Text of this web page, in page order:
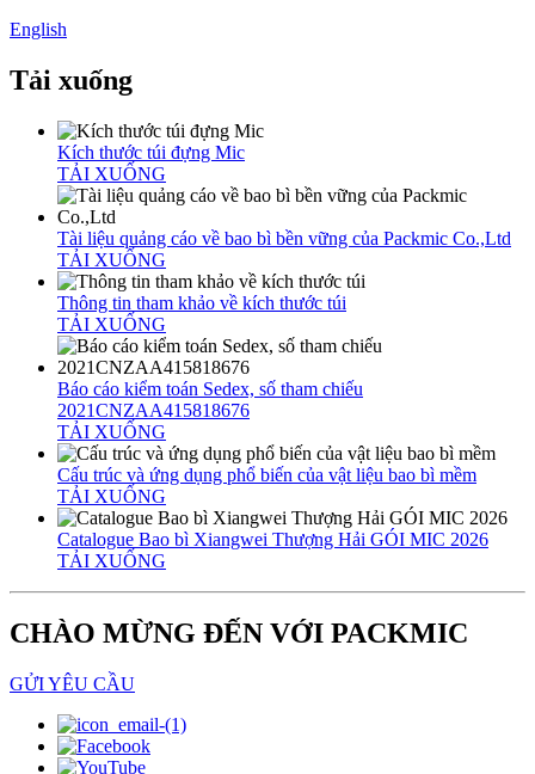
English
Tải xuống
Kích thước túi đựng Mic
TẢI XUỐNG
Tài liệu quảng cáo về bao bì bền vững của Packmic Co.,Ltd
TẢI XUỐNG
Thông tin tham khảo về kích thước túi
TẢI XUỐNG
Báo cáo kiểm toán Sedex, số tham chiếu
2021CNZAA415818676
TẢI XUỐNG
Cấu trúc và ứng dụng phổ biến của vật liệu bao bì mềm
TẢI XUỐNG
Catalogue Bao bì Xiangwei Thượng Hải GÓI MIC 2026
TẢI XUỐNG
CHÀO MỪNG ĐẾN VỚI PACKMIC
GỬI YÊU CẦU